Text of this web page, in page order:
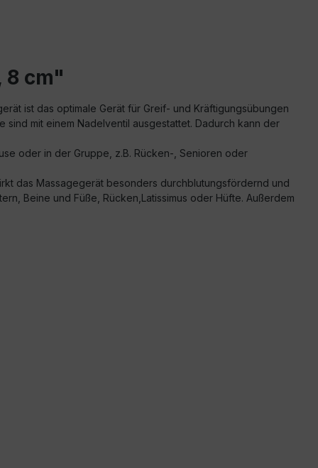
8 cm"
ist das optimale Gerät für Greif- und Kräftigungsübungen
mit einem Nadelventil ausgestattet. Dadurch kann der
oder in der Gruppe, z.B. Rücken-, Senioren oder
das Massagegerät besonders durchblutungsfördernd und
Beine und Füße, Rücken,Latissimus oder Hüfte. Außerdem